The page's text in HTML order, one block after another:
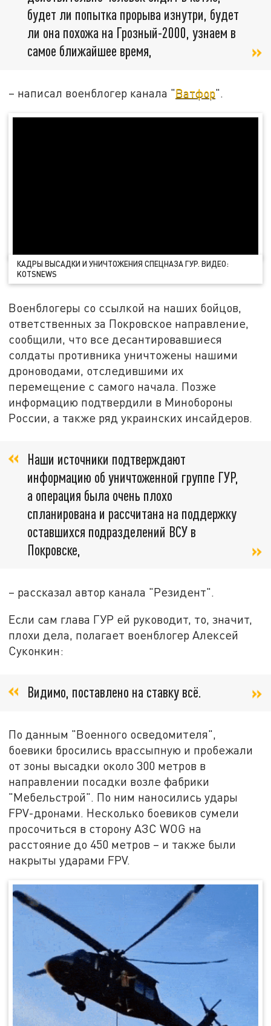
будет ли попытка прорыва изнутри, будет
ли она похожа на Грозный-2000, узнаем в
самое ближайшее время,
– написал военблогер канала "Ватфор".
КАДРЫ ВЫСАДКИ И УНИЧТОЖЕНИЯ СПЕЦНАЗА ГУР. ВИДЕО:
KOTSNEWS
Военблогеры со ссылкой на наших бойцов,
ответственных за Покровское направление,
сообщили, что все десантировавшиеся
солдаты противника уничтожены нашими
дроноводами, отследившими их
перемещение с самого начала. Позже
информацию подтвердили в Минобороны
России, а также ряд украинских инсайдеров.
Наши источники подтверждают
информацию об уничтоженной группе ГУР,
а операция была очень плохо
спланирована и рассчитана на поддержку
оставшихся подразделений ВСУ в
Покровске,
– рассказал автор канала "Резидент".
Если сам глава ГУР ей руководит, то, значит,
плохи дела, полагает военблогер Алексей
Суконкин:
Видимо, поставлено на ставку всё.
По данным "Военного осведомителя",
боевики бросились врассыпную и пробежали
от зоны высадки около 300 метров в
направлении посадки возле фабрики
"Мебельстрой". По ним наносились удары
FPV-дронами. Несколько боевиков сумели
просочиться в сторону АЗС WOG на
расстояние до 450 метров – и также были
накрыты ударами FPV.